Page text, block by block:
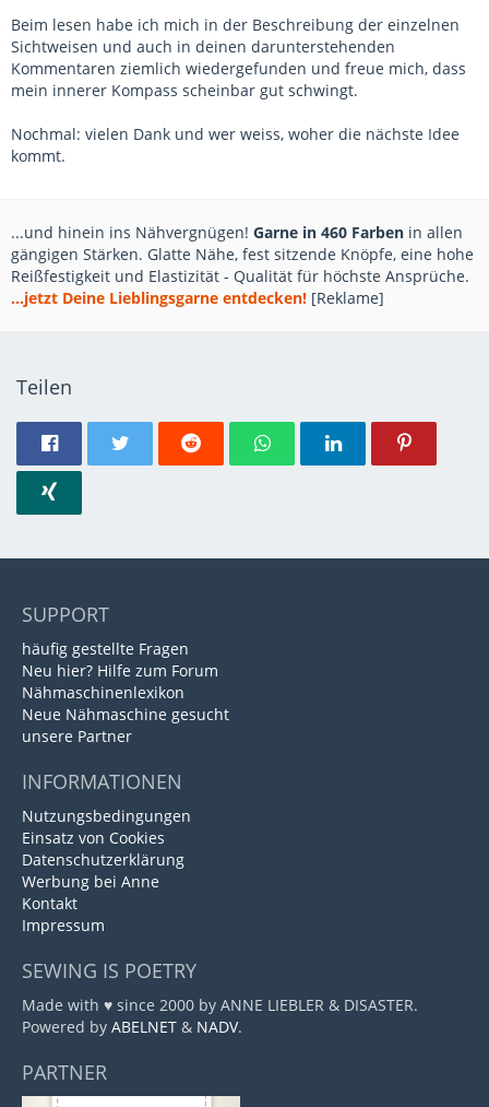
Beim lesen habe ich mich in der Beschreibung der einzelnen
Sichtweisen und auch in deinen darunterstehenden
Kommentaren ziemlich wiedergefunden und freue mich, dass
mein innerer Kompass scheinbar gut schwingt.
Nochmal: vielen Dank und wer weiss, woher die nächste Idee
kommt.
...und hinein ins Nähvergnügen! Garne in 460 Farben in allen
gängigen Stärken. Glatte Nähe, fest sitzende Knöpfe, eine hohe
Reißfestigkeit und Elastizität - Qualität für höchste Ansprüche.
...jetzt Deine Lieblingsgarne entdecken! [Reklame]
Teilen
SUPPORT
häufig gestellte Fragen
Neu hier? Hilfe zum Forum
Nähmaschinenlexikon
Neue Nähmaschine gesucht
unsere Partner
INFORMATIONEN
Nutzungsbedingungen
Einsatz von Cookies
Datenschutzerklärung
Werbung bei Anne
Kontakt
Impressum
SEWING IS POETRY
Made with ♥ since 2000 by ANNE LIEBLER & DISASTER.
Powered by ABELNET & NADV.
PARTNER